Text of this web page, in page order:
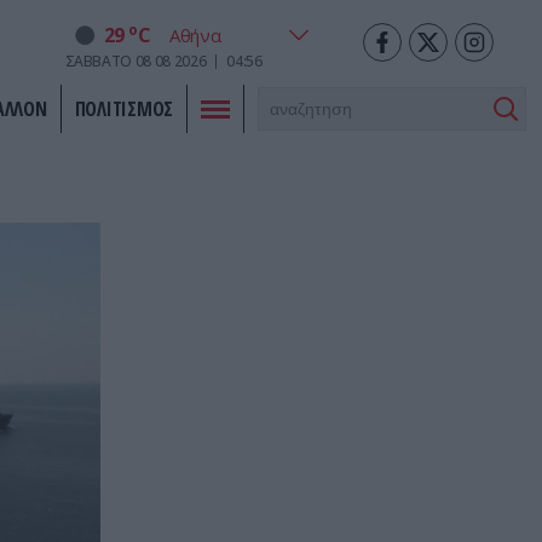
29 oC
ΣΑΒΒΑΤΟ 08 08 2026 04:56
ΠΟΛΙΤΙΣΜΟΣ